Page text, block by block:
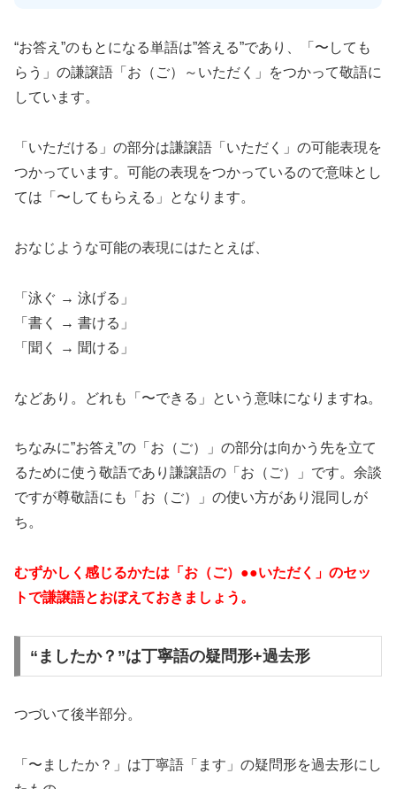
“お答え”のもとになる単語は”答える”であり、「〜しても
らう」の謙譲語「お（ご）～いただく」をつかって敬語に
しています。
「いただける」の部分は謙譲語「いただく」の可能表現を
つかっています。可能の表現をつかっているので意味とし
ては「〜してもらえる」となります。
おなじような可能の表現にはたとえば、
「泳ぐ → 泳げる」
「書く → 書ける」
「聞く → 聞ける」
などあり。どれも「〜できる」という意味になりますね。
ちなみに”お答え”の「お（ご）」の部分は向かう先を立て
るために使う敬語であり謙譲語の「お（ご）」です。余談
ですが尊敬語にも「お（ご）」の使い方があり混同しが
ち。
むずかしく感じるかたは「お（ご）●●いただく」のセッ
トで謙譲語とおぼえておきましょう。
“ましたか？”は丁寧語の疑問形+過去形
つづいて後半部分。
「〜ましたか？」は丁寧語「ます」の疑問形を過去形にし